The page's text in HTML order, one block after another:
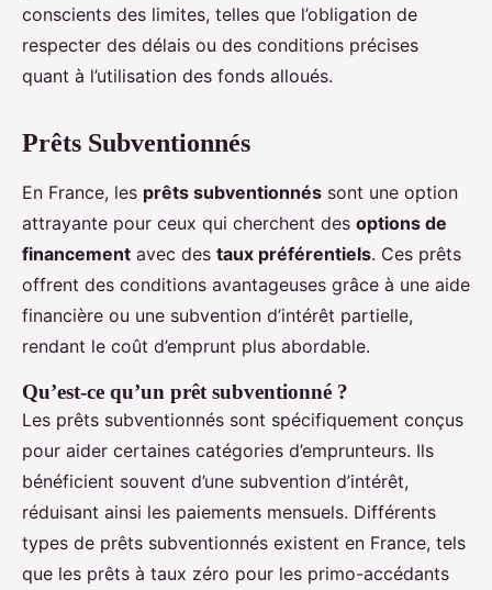
conscients des limites, telles que l’obligation de
respecter des délais ou des conditions précises
quant à l’utilisation des fonds alloués.
Prêts Subventionnés
En France, les prêts subventionnés sont une option
attrayante pour ceux qui cherchent des options de
financement avec des taux préférentiels. Ces prêts
offrent des conditions avantageuses grâce à une aide
financière ou une subvention d’intérêt partielle,
rendant le coût d’emprunt plus abordable.
Qu’est-ce qu’un prêt subventionné ?
Les prêts subventionnés sont spécifiquement conçus
pour aider certaines catégories d’emprunteurs. Ils
bénéficient souvent d’une subvention d’intérêt,
réduisant ainsi les paiements mensuels. Différents
types de prêts subventionnés existent en France, tels
que les prêts à taux zéro pour les primo-accédants